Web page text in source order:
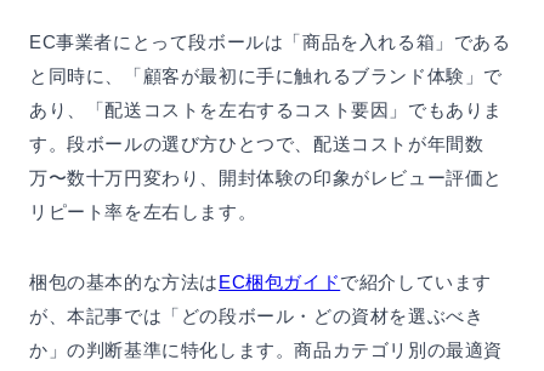
EC事業者にとって段ボールは「商品を入れる箱」である
と同時に、「顧客が最初に手に触れるブランド体験」で
あり、「配送コストを左右するコスト要因」でもありま
す。段ボールの選び方ひとつで、配送コストが年間数
万〜数十万円変わり、開封体験の印象がレビュー評価と
リピート率を左右します。
梱包の基本的な方法はEC梱包ガイドで紹介しています
が、本記事では「どの段ボール・どの資材を選ぶべき
か」の判断基準に特化します。商品カテゴリ別の最適資